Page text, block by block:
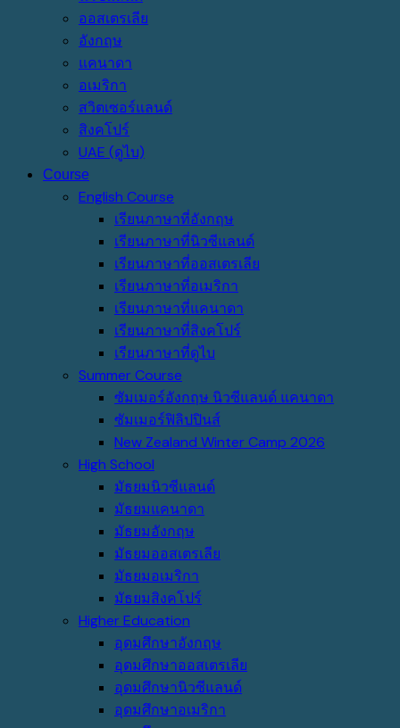
ออสเตรเลีย
อังกฤษ
แคนาดา
อเมริกา
สวิตเซอร์แลนด์
สิงคโปร์
UAE (ดูไบ)
Course
English Course
เรียนภาษาที่อังกฤษ
เรียนภาษาที่นิวซีแลนด์
เรียนภาษาที่ออสเตรเลีย
เรียนภาษาที่อเมริกา
เรียนภาษาที่แคนาดา
เรียนภาษาที่สิงคโปร์
เรียนภาษาที่ดูไบ
Summer Course
ซัมเมอร์อังกฤษ นิวซีแลนด์ แคนาดา
ซัมเมอร์ฟิลิปปินส์
New Zealand Winter Camp 2026
High School
มัธยมนิวซีแลนด์
มัธยมแคนาดา
มัธยมอังกฤษ
มัธยมออสเตรเลีย
มัธยมอเมริกา
มัธยมสิงคโปร์
Higher Education
อุดมศึกษาอังกฤษ
อุดมศึกษาออสเตรเลีย
อุดมศึกษานิวซีแลนด์
อุดมศึกษาอเมริกา